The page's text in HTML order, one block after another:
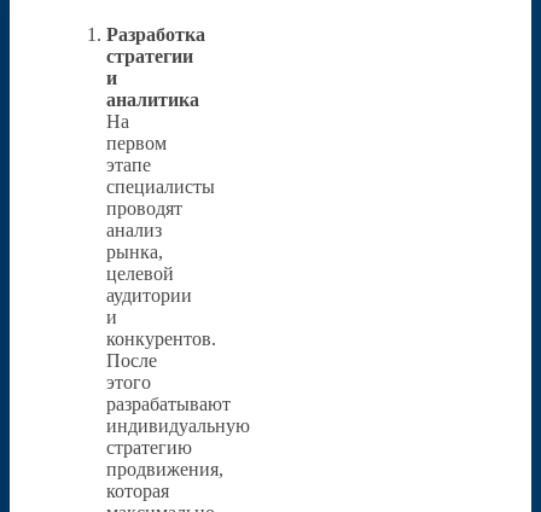
Разработка
стратегии
и
аналитика
На
первом
этапе
специалисты
проводят
анализ
рынка,
целевой
аудитории
и
конкурентов.
После
этого
разрабатывают
индивидуальную
стратегию
продвижения,
которая